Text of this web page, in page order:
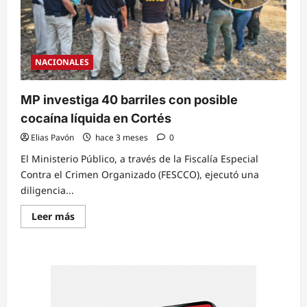
NACIONALES
MP investiga 40 barriles con posible
cocaína líquida en Cortés
Elias Pavón hace 3 meses 0
El Ministerio Público, a través de la Fiscalía Especial
Contra el Crimen Organizado (FESCCO), ejecutó una
diligencia...
Leer másRead
more